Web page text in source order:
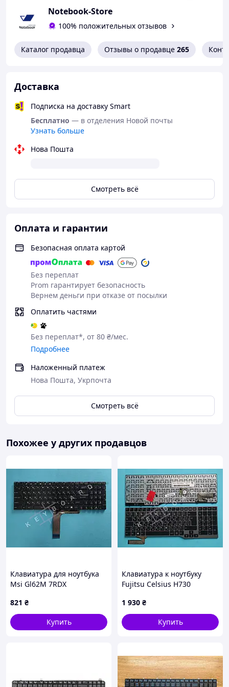
Notebook-Store
100% положительных отзывов
Каталог продавца Отзывы о продавце 265
Доставка
Подписка на доставку Smart
Бесплатно — в отделения Новой почты
Узнать больше
Нова Пошта
Смотреть всё
Оплата и гарантии
Безопасная оплата картой
Без переплат
Prom гарантирует безопасность
Вернем деньги при отказе от посылки
Оплатить частями
Без переплат*, от 80 ₴/мес.
Подробнее
Наложенный платеж
Нова Пошта, Укрпочта
Смотреть всё
Похожее у других продавцов
Клавиатура для ноутбука
Msi Gl62M 7RDX
821 ₴
Купить
Клавиатура к ноутбуку
Fujitsu Celsius H730
1 930 ₴
Купить